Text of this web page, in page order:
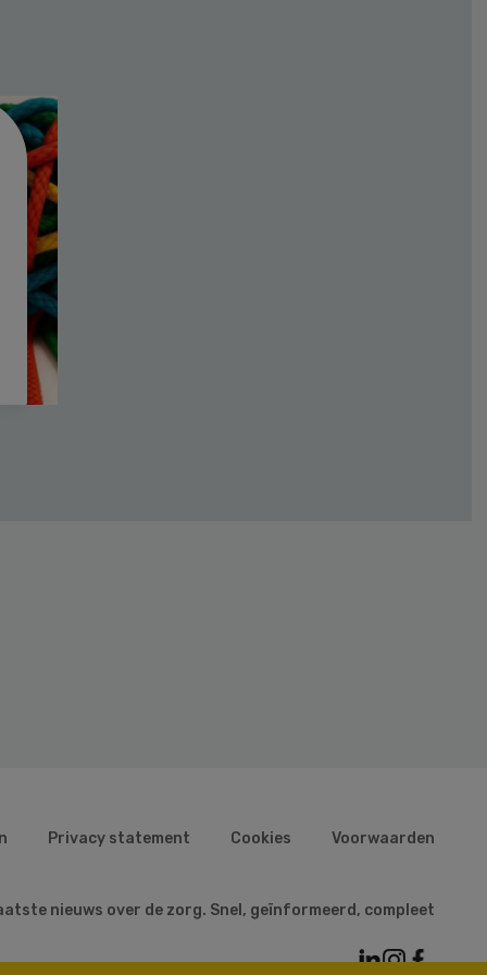
Privacy statement Cookies Voorwaarden
nieuws over de zorg. Snel, geïnformeerd, compleet